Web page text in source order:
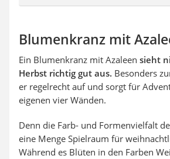
Blumenkranz mit
Ein Blumenkranz mit Azaleen sieht
Herbst richtig gut aus. Besonders
er regelrecht auf und sorgt für
eigenen vier Wänden.
Denn die Farb- und Formenvielfalt
eine Menge Spielraum für
Während es Blüten in den Farben